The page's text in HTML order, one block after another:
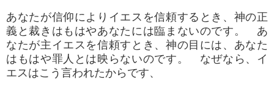
あなたが信仰によりイエスを信頼するとき、神の正
義と裁きはもはやあなたには臨まないのです。 あ
なたが主イエスを信頼すとき、神の目には、あなた
はもはや罪人とは映らないのです。 なぜなら、イ
エスはこう言われたからです、